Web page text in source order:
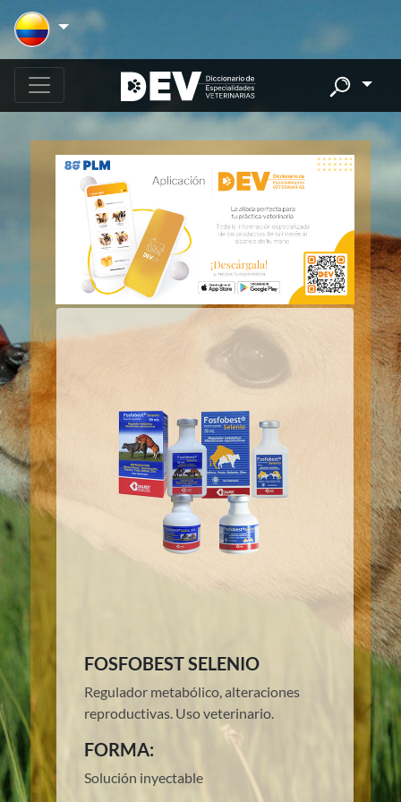
FOSFOBEST SELENIO
Regulador metabólico, alteraciones
reproductivas. Uso veterinario.
FORMA:
Solución inyectable